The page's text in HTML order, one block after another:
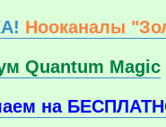
Нооканалы
Quantum Magic
на